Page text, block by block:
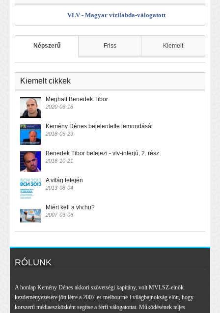
VLV - Magyar vízilabda-válogatott
Népszerű Friss Kiemelt
Kiemelt cikkek
Meghalt Benedek Tibor
2020-06-18
Kemény Dénes bejelentette lemondását
2018-05-29
Benedek Tibor befejezi - vlv-interjú, 2. rész
2016-10-21
A világ tetején
2013-08-04
Miért kell a vlv.hu?
2007-03-06
RÓLUNK
A honlap Kemény Dénes akkori szövetségi kapitány, volt MVLSZ-elnök
kezdeményezésére jött létre a 2007-es melbourne-i világbajnokság előtt, hogy
korszerű médiaeszközként segítse a férfi válogatottat. Működésének teljes